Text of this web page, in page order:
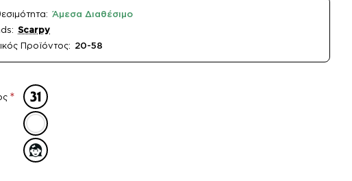
Άμεσα Διαθέσιμο
Scarpy
Προϊόντος: 20-58